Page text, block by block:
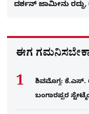
ದರ್ಶನ್​ ಜಾಮೀನು ರದ್ದು,
ಈಗ
ಶಿವಮೊಗ್ಗ: ಕೆ.ಎಸ್.
ಬಂಗಾರಪ್ಪರ